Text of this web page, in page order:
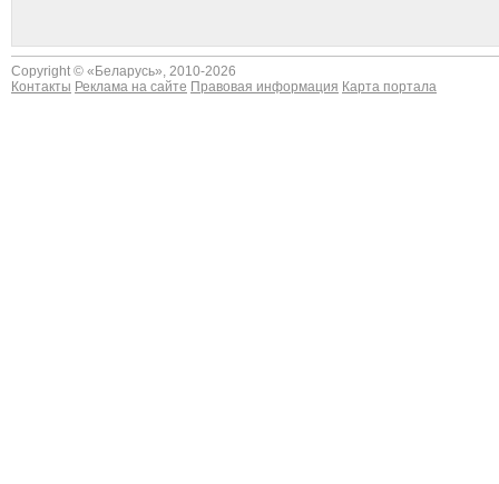
Copyright © « Беларусь», 2010-2026
Контакты Реклама на сайте Правовая информация Карта портала